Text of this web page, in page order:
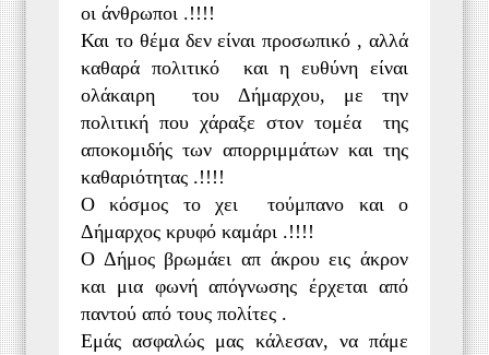
οι άνθρωποι .!!!!
Και το θέμα δεν είναι προσωπικό , αλλά
καθαρά πολιτικό και η ευθύνη είναι
ολάκαιρη του Δήμαρχου, με την
πολιτική που χάραξε στον τομέα της
αποκομιδής των απορριμμάτων και της
καθαριότητας .!!!!
Ο κόσμος το χει τούμπανο και ο
Δήμαρχος κρυφό καμάρι .!!!!
Ο Δήμος βρωμάει απ άκρου εις άκρον
και μια φωνή απόγνωσης έρχεται από
παντού από τους πολίτες .
Εμάς ασφαλώς μας κάλεσαν, να πάμε